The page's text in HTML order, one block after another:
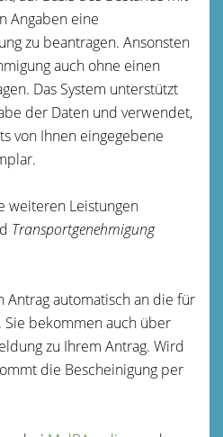
Angaben eine
zu beantragen. Ansonsten
auch ohne einen
Das System unterstützt
der Daten und verwendet,
von Ihnen eingegebene
weiteren Leistungen
Transportgenehmigung
Antrag automatisch an die für
Sie bekommen auch über
zu Ihrem Antrag. Wird
die Bescheinigung per